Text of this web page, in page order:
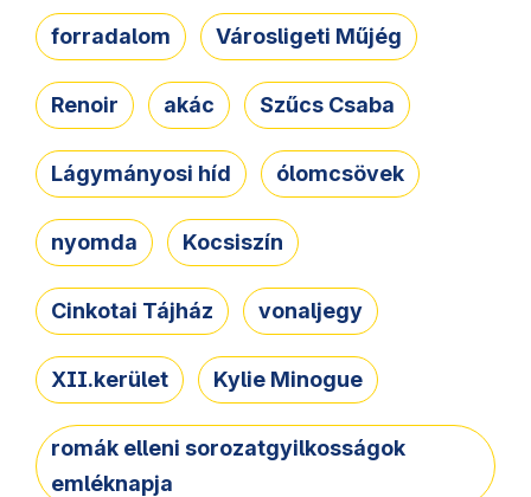
forradalom Városligeti Műjég
Renoir akác Szűcs Csaba
Lágymányosi híd ólomcsövek
nyomda Kocsiszín
Cinkotai Tájház vonaljegy
XII.kerület Kylie Minogue
romák elleni sorozatgyilkosságok
emléknapja